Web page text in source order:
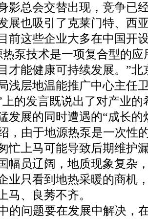
影总会交替出现，竞争已
展也吸引了克莱门特、西
前这些企业大多在中国开
泵技术是一项复合型的应
才能健康可持续发展。”
浅层地温能推广中心主任
上的发言既说出了对产业
发展的同时遭遇的“成长的
，由于地源热泵是一次性
忙上马可能导致后期维护
幅员辽阔，地质现象复杂
业只看到地热采暖的商机
马、良莠不齐。
的问题要在发展中解决，